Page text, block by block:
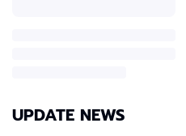
UPDATE NEWS